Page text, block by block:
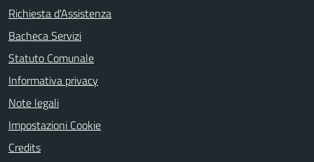
Richiesta d'Assistenza
Bacheca Servizi
Statuto Comunale
Informativa privacy
Note legali
Impostazioni Cookie
Credits